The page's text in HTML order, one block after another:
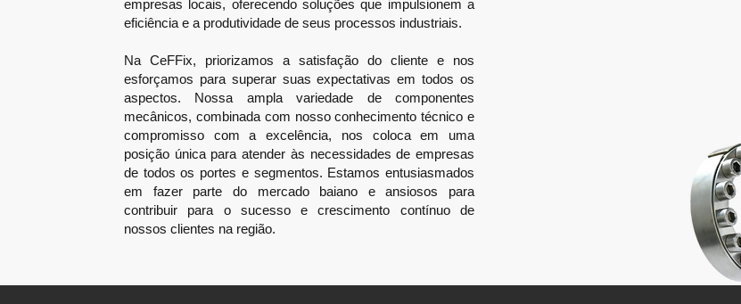
empresas locais, oferecendo soluções que impulsionem a
eficiência e a produtividade de seus processos industriais.
Na CeFFix, priorizamos a satisfação do cliente e nos
esforçamos para superar suas expectativas em todos os
aspectos. Nossa ampla variedade de componentes
mecânicos, combinada com nosso conhecimento técnico e
compromisso com a excelência, nos coloca em uma
posição única para atender às necessidades de empresas
de todos os portes e segmentos. Estamos entusiasmados
em fazer parte do mercado baiano e ansiosos para
contribuir para o sucesso e crescimento contínuo de
nossos clientes na região.